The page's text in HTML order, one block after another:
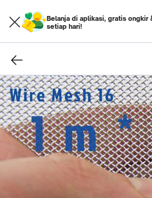
Belanja di aplikasi, gratis ongkir
setiap hari!